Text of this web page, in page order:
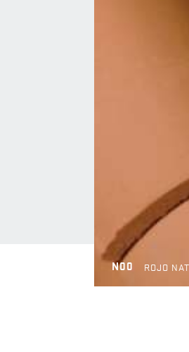
N00 ROJO